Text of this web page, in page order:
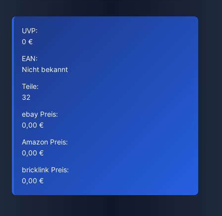
UVP:
0 €
EAN:
Nicht bekannt
Teile:
32
ebay Preis:
0,00 €
Amazon Preis:
0,00 €
bricklink Preis:
0,00 €